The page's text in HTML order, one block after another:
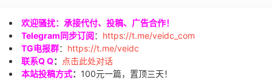
欢迎骚扰：承接代付、投稿、广告合作！
Telegram同步订阅： https://t.me/veidc_com
TG电报群： https://t.me/veidc
联系Q Q：
点击此处对话
本站投稿方式： 100元一篇，置顶三天！